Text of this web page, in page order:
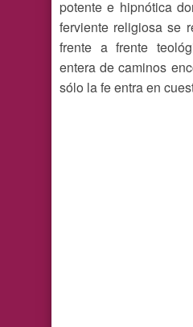
potente e hipnótica
ferviente religiosa se
frente a frente
entera de caminos
sólo la fe entra en